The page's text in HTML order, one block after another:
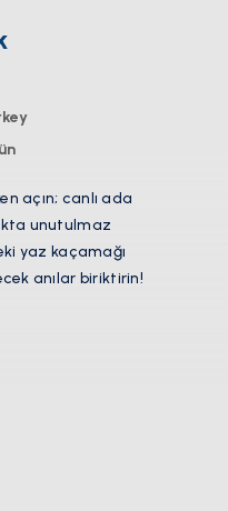
açın; canlı ada
unutulmaz
yaz kaçamağı
anılar biriktirin!